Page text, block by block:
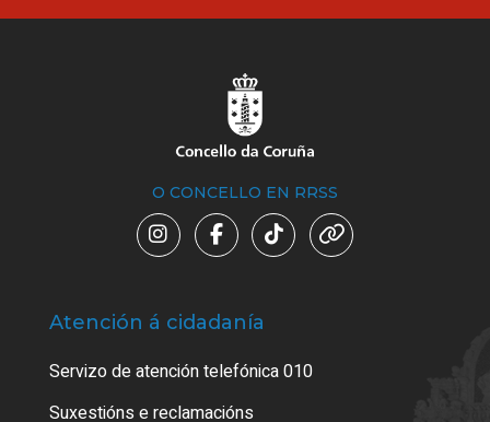
O CONCELLO EN RRSS
Atención á cidadanía
Servizo de atención telefónica 010
Suxestións e reclamacións